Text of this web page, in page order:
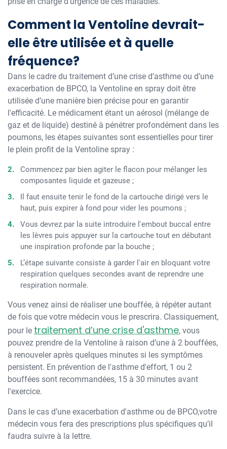
Comment la Ventoline devrait-
elle être utilisée et à quelle
fréquence?
Dans le cadre du traitement d’une crise d’asthme ou d’une
exacerbation de BPCO, la Ventoline en spray doit être
utilisée d’une manière bien précise pour en garantir
l'efficacité. Le médicament étant un aérosol (mélange de
gaz et de liquide) destiné à pénétrer profondément dans les
poumons, les étapes suivantes sont essentielles pour tirer
le plein profit de la Ventoline spray :
Commencez par bien agiter le flacon pour mélanger les
composantes liquide et gazeuse ;
Il faut ensuite tenir le fond de la cartouche dirigé vers le
haut, puis expirer à fond pour vider les poumons ;
Vous devrez par la suite introduire l'embout buccal entre
les lèvres puis appuyer sur la cartouche tout en débutant
une inspiration profonde par la bouche ;
L’étape suivante consiste à garder l'air en bloquant votre
respiration quelques secondes avant de reprendre une
respiration normale.
Vous venez ainsi de réaliser une bouffée, à répéter autant
de fois que votre médecin vous le prescrira. Classiquement,
pour le traitement d’une crise d'asthme, vous
pouvez prendre de la Ventoline à raison d’une à 2 bouffées,
à renouveler après quelques minutes si les symptômes
persistent. En prévention de l'asthme d'effort, 1 ou 2
bouffées sont recommandées, 15 à 30 minutes avant
l'exercice.
Dans le cas d’une exacerbation d'asthme ou de BPCO,votre
médecin vous fera des prescriptions plus spécifiques qu’il
faudra suivre à la lettre.